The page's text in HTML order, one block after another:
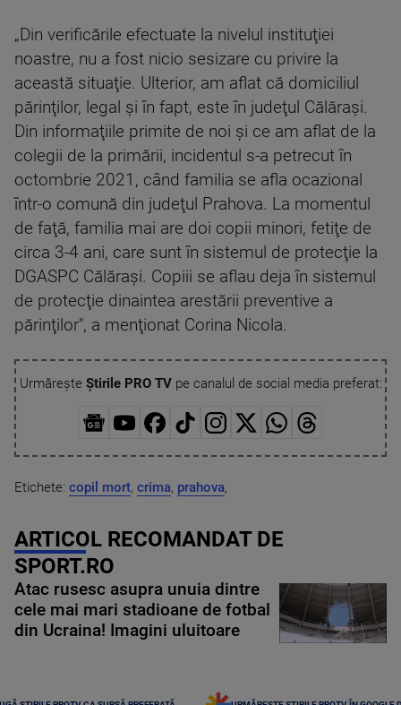
„Din verificările efectuate la nivelul instituţiei
noastre, nu a fost nicio sesizare cu privire la
această situaţie. Ulterior, am aflat că domiciliul
părinţilor, legal şi în fapt, este în judeţul Călăraşi.
Din informaţiile primite de noi şi ce am aflat de la
colegii de la primării, incidentul s-a petrecut în
octombrie 2021, când familia se afla ocazional
într-o comună din judeţul Prahova. La momentul
de faţă, familia mai are doi copii minori, fetiţe de
circa 3-4 ani, care sunt în sistemul de protecţie la
DGASPC Călăraşi. Copiii se aflau deja în sistemul
de protecţie dinaintea arestării preventive a
părinţilor", a menţionat Corina Nicola.
Urmărește Știrile PRO TVpe canalul de social media preferat:
Etichete: copil mort, crima, prahova,
ARTICOL RECOMANDAT DE
SPORT.RO
Atac rusesc asupra unuia dintre
cele mai mari stadioane de fotbal
din Ucraina! Imagini uluitoare